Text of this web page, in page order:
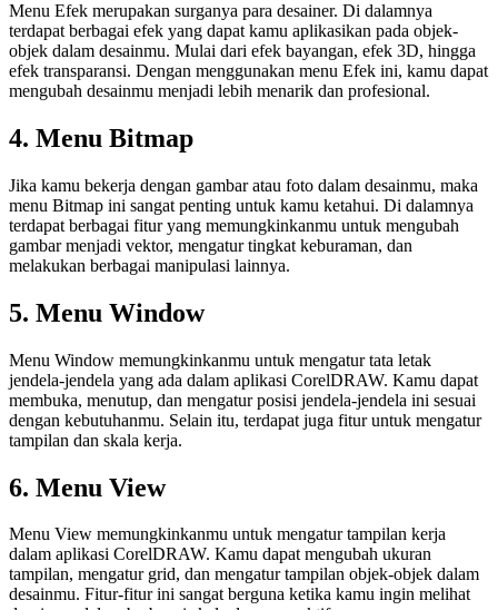
Menu Efek merupakan surganya para desainer. Di dalamnya
terdapat berbagai efek yang dapat kamu aplikasikan pada objek-
objek dalam desainmu. Mulai dari efek bayangan, efek 3D, hingga
efek transparansi. Dengan menggunakan menu Efek ini, kamu dapat
mengubah desainmu menjadi lebih menarik dan profesional.
4. Menu Bitmap
Jika kamu bekerja dengan gambar atau foto dalam desainmu, maka
menu Bitmap ini sangat penting untuk kamu ketahui. Di dalamnya
terdapat berbagai fitur yang memungkinkanmu untuk mengubah
gambar menjadi vektor, mengatur tingkat keburaman, dan
melakukan berbagai manipulasi lainnya.
5. Menu Window
Menu Window memungkinkanmu untuk mengatur tata letak
jendela-jendela yang ada dalam aplikasi CorelDRAW. Kamu dapat
membuka, menutup, dan mengatur posisi jendela-jendela ini sesuai
dengan kebutuhanmu. Selain itu, terdapat juga fitur untuk mengatur
tampilan dan skala kerja.
6. Menu View
Menu View memungkinkanmu untuk mengatur tampilan kerja
dalam aplikasi CorelDRAW. Kamu dapat mengubah ukuran
tampilan, mengatur grid, dan mengatur tampilan objek-objek dalam
desainmu. Fitur-fitur ini sangat berguna ketika kamu ingin melihat